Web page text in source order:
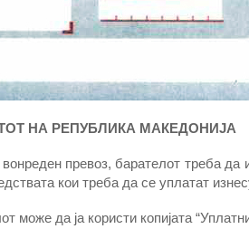
НА РЕПУБЛИКА МАКЕДОНИЈА
превоз, барателот треба да
кои треба да се уплатат
може да ја користи копијата